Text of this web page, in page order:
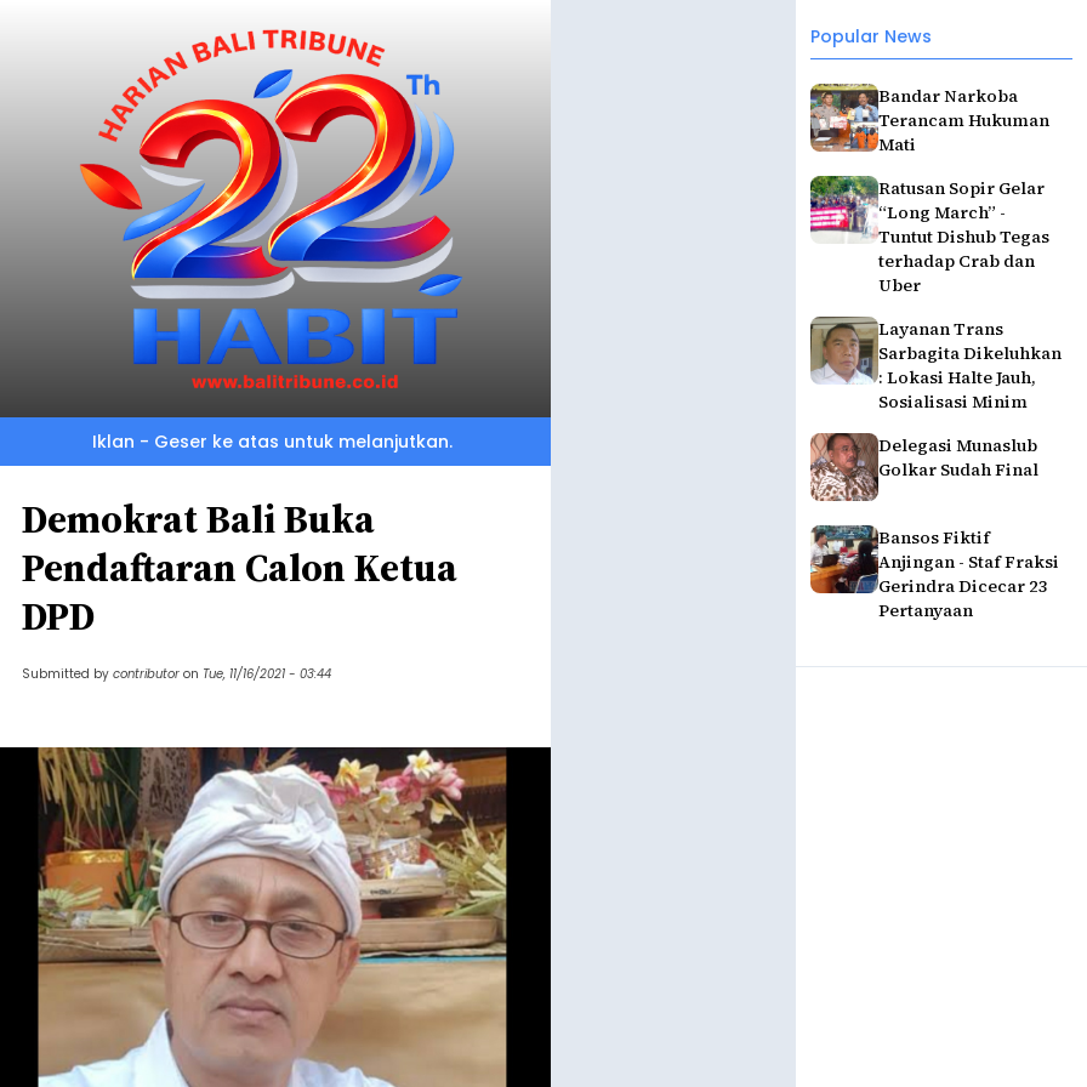
Popular News
Bandar Narkoba
Terancam Hukuman
Mati
Ratusan Sopir Gelar
“Long March” -
Tuntut Dishub Tegas
terhadap Crab dan
Uber
Layanan Trans
Sarbagita Dikeluhkan
: Lokasi Halte Jauh,
Sosialisasi Minim
Delegasi Munaslub
Golkar Sudah Final
Bansos Fiktif
Anjingan - Staf Fraksi
Gerindra Dicecar 23
Pertanyaan
Iklan - Geser ke atas untuk melanjutkan.
Demokrat Bali Buka
Pendaftaran Calon Ketua
DPD
Submitted by contributor on Tue, 11/16/2021 - 03:44